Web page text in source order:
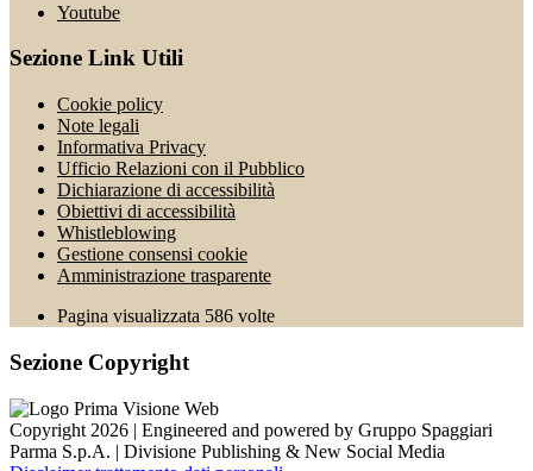
Youtube
Sezione Link Utili
Cookie policy
Note legali
Informativa Privacy
Ufficio Relazioni con il Pubblico
Dichiarazione di accessibilità
Obiettivi di accessibilità
Whistleblowing
Gestione consensi cookie
Amministrazione trasparente
Pagina visualizzata 586 volte
Sezione Copyright
Copyright 2026 | Engineered and powered by Gruppo Spaggiari
Parma S.p.A. | Divisione Publishing & New Social Media